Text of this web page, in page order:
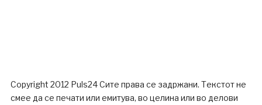
Copyright 2012 Puls24 Сите права се задржани. Текстот не
смее да се печати или емитува, во целина или во делови